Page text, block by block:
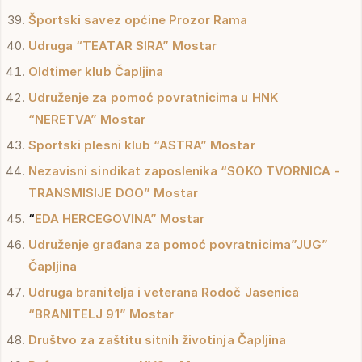
Športski savez općine Prozor Rama
Udruga “TEATAR SIRA” Mostar
Oldtimer klub Čapljina
Udruženje za pomoć povratnicima u HNK
“NERETVA” Mostar
Sportski plesni klub “ASTRA” Mostar
Nezavisni sindikat zaposlenika “SOKO TVORNICA -
TRANSMISIJE DOO” Mostar
“EDA HERCEGOVINA” Mostar
Udruženje građana za pomoć povratnicima”JUG”
Čapljina
Udruga branitelja i veterana Rodoč Jasenica
“BRANITELJ 91” Mostar
Društvo za zaštitu sitnih životinja Čapljina